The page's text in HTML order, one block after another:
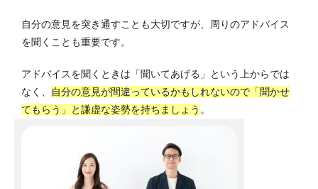
自分の意見を突き通すことも大切ですが、周りのアドバイス
を聞くことも重要です。
アドバイスを聞くときは「聞いてあげる」という上からでは
なく、
自分の意見が間違っているかもしれないので「聞かせ
てもらう」と謙虚な姿勢を持ちましょう 。